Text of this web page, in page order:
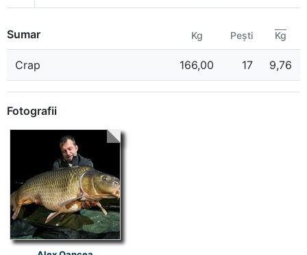
Sumar Kg Pești Kg
Crap 166,00 17 9,76
Fotografii